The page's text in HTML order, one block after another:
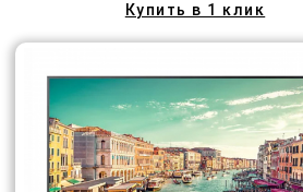
Купить в 1 клик